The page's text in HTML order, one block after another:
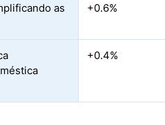
as
+0.6%
+0.4%